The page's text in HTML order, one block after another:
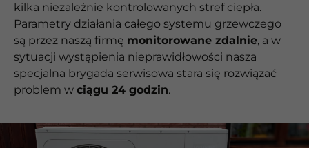
kilka niezależnie kontrolowanych stref ciepła.
Parametry działania całego systemu grzewczego
są przez naszą firmę monitorowane zdalnie, a w
sytuacji wystąpienia nieprawidłowości nasza
specjalna brygada serwisowa stara się rozwiązać
problem w ciągu 24 godzin.